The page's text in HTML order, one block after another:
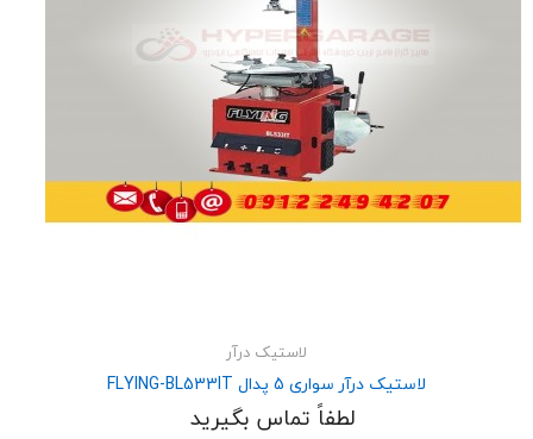
لاستیک درآر
لاستیک درآر سواری 5 پدال FLYING-BL533IT
لطفاً تماس بگیرید